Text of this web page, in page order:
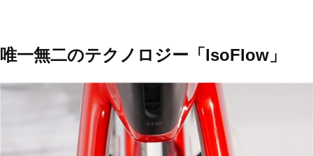
唯一無二のテクノロジー「IsoFlow」